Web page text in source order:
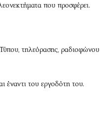
που προσφέρει.
τηλεόρασης, ραδιοφώνου
έναντι του εργοδότη του.